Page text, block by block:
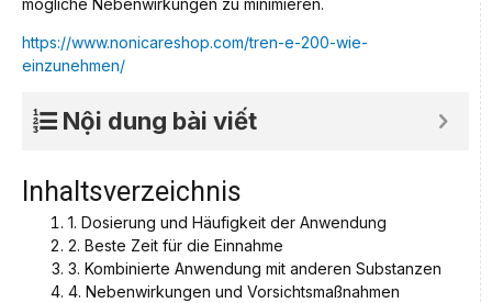
mögliche Nebenwirkungen zu minimieren.
https://www.nonicareshop.com/tren-e-200-wie-
einzunehmen/
Nội dung bài viết
Inhaltsverzeichnis
1. Dosierung und Häufigkeit der Anwendung
2. Beste Zeit für die Einnahme
3. Kombinierte Anwendung mit anderen Substanzen
4. Nebenwirkungen und Vorsichtsmaßnahmen